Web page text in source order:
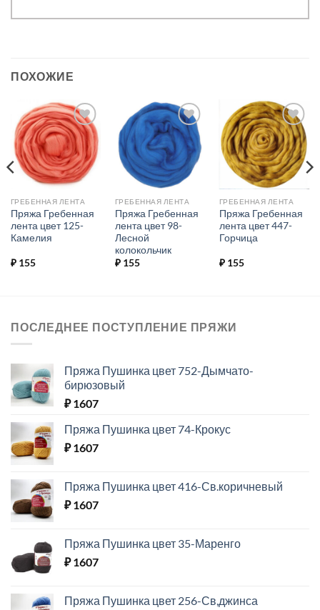
ПОХОЖИЕ
Добавить в
избранное.
ГРЕБЕННАЯ ЛЕНТА
Пряжа Гребенная
лента цвет 125-
Камелия
₽155
Добавить в
избранное.
ГРЕБЕННАЯ ЛЕНТА
Пряжа Гребенная
лента цвет 98-
Лесной
колокольчик
₽155
Добавить в
избранное.
ГРЕБЕННАЯ ЛЕНТА
Пряжа Гребенная
лента цвет 447-
Горчица
₽155
ПОСЛЕДНЕЕ ПОСТУПЛЕНИЕ ПРЯЖИ
Пряжа Пушинка цвет 752-Дымчато-
бирюзовый
₽1607
Пряжа Пушинка цвет 74-Крокус
₽1607
Пряжа Пушинка цвет 416-Св.коричневый
₽1607
Пряжа Пушинка цвет 35-Маренго
₽1607
Пряжа Пушинка цвет 256-Св,джинса